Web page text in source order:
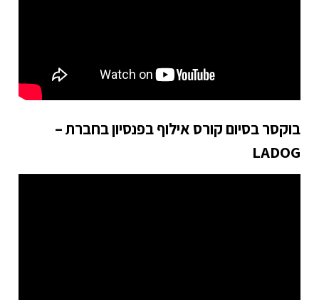
בוקסר בסיום קורס אילוף בפנסיון בחברת –
LADOG